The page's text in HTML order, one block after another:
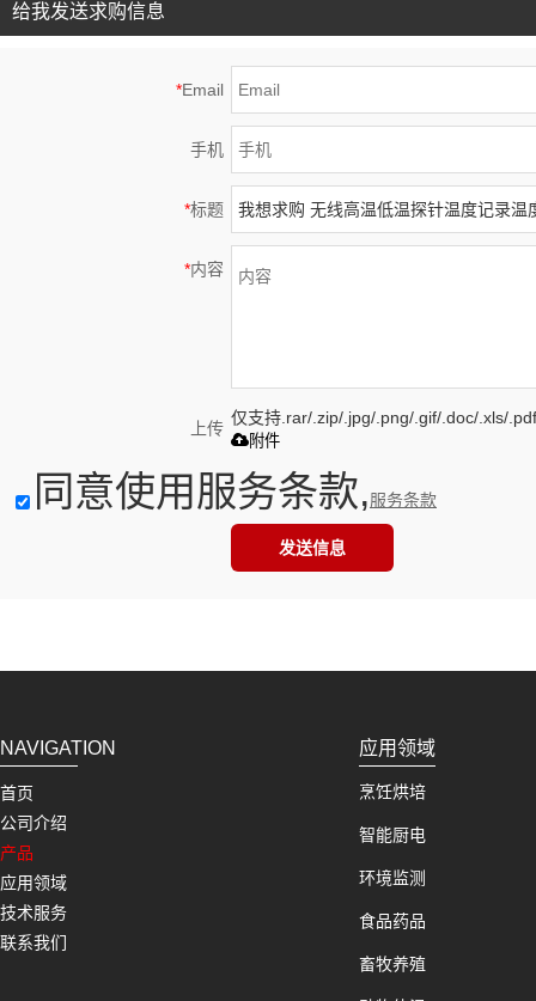
给我发送求购信息
*Email
手机
*标题
*内容
上传
仅支持.rar/.zip/.jpg/.png/.gif/.doc/.xls/
附件
同意使用服务条款,服务条款
发送信息
NAVIGATION
首页
公司介绍
产品
应用领域
技术服务
联系我们
应用领域
烹饪烘培
智能厨电
环境监测
食品药品
畜牧养殖